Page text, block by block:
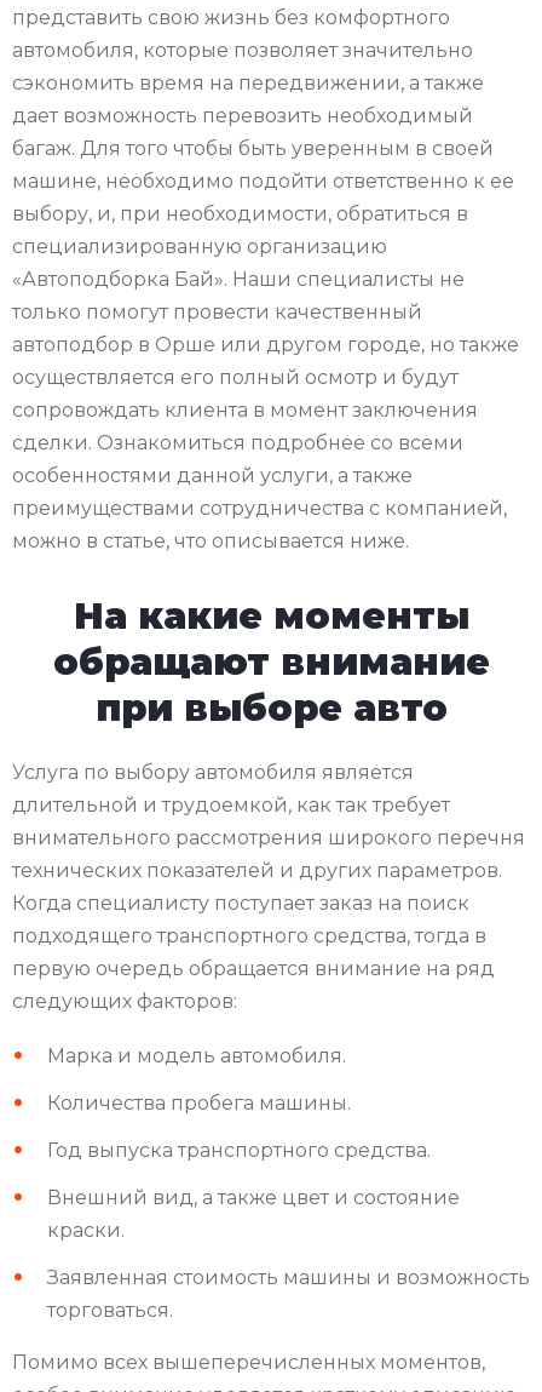
представить свою жизнь без комфортного
автомобиля, которые позволяет значительно
сэкономить время на передвижении, а также
дает возможность перевозить необходимый
багаж. Для того чтобы быть уверенным в своей
машине, необходимо подойти ответственно к ее
выбору, и, при необходимости, обратиться в
специализированную организацию
«Автоподборка Бай». Наши специалисты не
только помогут провести качественный
автоподбор в Орше или другом городе, но также
осуществляется его полный осмотр и будут
сопровождать клиента в момент заключения
сделки. Ознакомиться подробнее со всеми
особенностями данной услуги, а также
преимуществами сотрудничества с компанией,
можно в статье, что описывается ниже.
На какие моменты
обращают внимание
при выборе авто
Услуга по выбору автомобиля является
длительной и трудоемкой, как так требует
внимательного рассмотрения широкого перечня
технических показателей и других параметров.
Когда специалисту поступает заказ на поиск
подходящего транспортного средства, тогда в
первую очередь обращается внимание на ряд
следующих факторов:
Марка и модель автомобиля.
Количества пробега машины.
Год выпуска транспортного средства.
Внешний вид, а также цвет и состояние
краски.
Заявленная стоимость машины и возможность
торговаться.
Помимо всех вышеперечисленных моментов,